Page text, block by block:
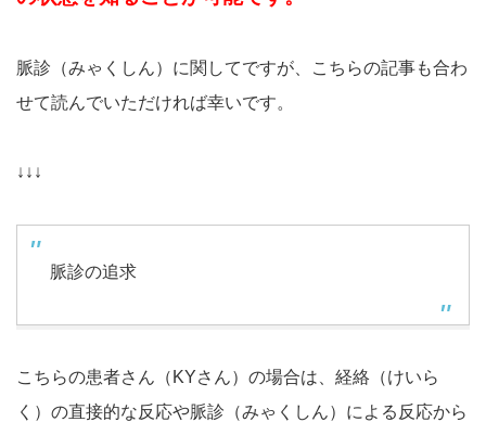
脈診（みゃくしん）に関してですが、こちらの記事も合わ
せて読んでいただければ幸いです。
↓↓↓
脈診の追求
こちらの患者さん（KYさん）の場合は、経絡（けいら
く）の直接的な反応や脈診（みゃくしん）による反応から